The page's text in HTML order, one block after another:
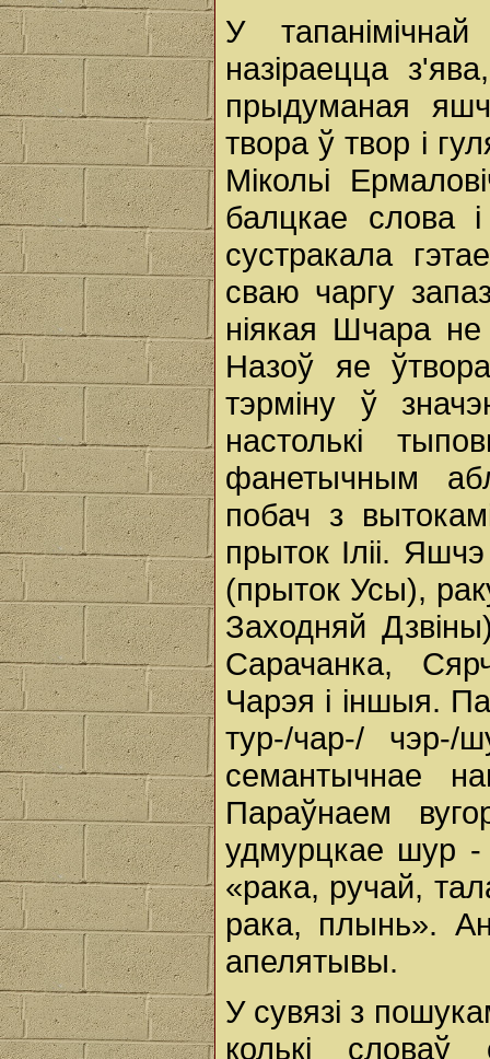
У
назіраецца
прыдуманая
твора ў твор i
Мікольі
балцкае слова
сустракала
сваю чаргу
ніякая Шчара
Назоў яе
тэрміну ў
настолькі
фанетычным
побач з
прыток Іліі.
(прыток Усы),
Заходняй
Сарачанка,
Чарэя i іншыя.
тур-/чар-/
семантычнае
Параўнаем
удмурцкае шур
«рака, ручай,
рака, плынь».
апелятывы.
У сувязі з
колькі